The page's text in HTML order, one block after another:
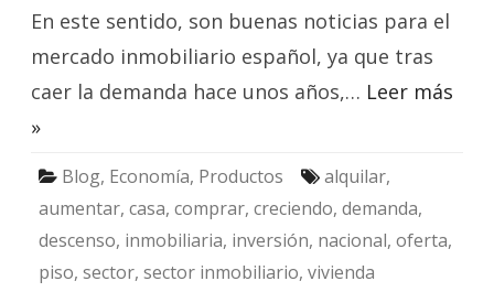
En este sentido, son buenas noticias para el
mercado inmobiliario español, ya que tras
caer la demanda hace unos años,… Leer más
»
Blog, Economía, Productos alquilar,
aumentar, casa, comprar, creciendo, demanda,
descenso, inmobiliaria, inversión, nacional, oferta,
piso, sector, sector inmobiliario, vivienda